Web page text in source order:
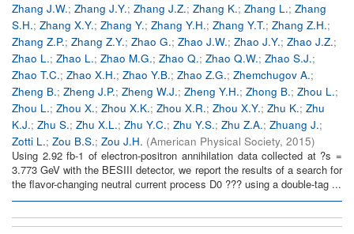
Zhang J.W.; Zhang J.Y.; Zhang J.Z.; Zhang K.; Zhang L.; Zhang
S.H.; Zhang X.Y.; Zhang Y.; Zhang Y.H.; Zhang Y.T.; Zhang Z.H.;
Zhang Z.P.; Zhang Z.Y.; Zhao G.; Zhao J.W.; Zhao J.Y.; Zhao J.Z.;
Zhao L.; Zhao L.; Zhao M.G.; Zhao Q.; Zhao Q.W.; Zhao S.J.;
Zhao T.C.; Zhao X.H.; Zhao Y.B.; Zhao Z.G.; Zhemchugov A.;
Zheng B.; Zheng J.P.; Zheng W.J.; Zheng Y.H.; Zhong B.; Zhou L.;
Zhou L.; Zhou X.; Zhou X.K.; Zhou X.R.; Zhou X.Y.; Zhu K.; Zhu
K.J.; Zhu S.; Zhu X.L.; Zhu Y.C.; Zhu Y.S.; Zhu Z.A.; Zhuang J.;
Zotti L.; Zou B.S.; Zou J.H. (American Physical Society, 2015)
Using 2.92 fb-1 of electron-positron annihilation data collected at ?s =
3.773 GeV with the BESIII detector, we report the results of a search for
the flavor-changing neutral current process D0 ??? using a double-tag ...